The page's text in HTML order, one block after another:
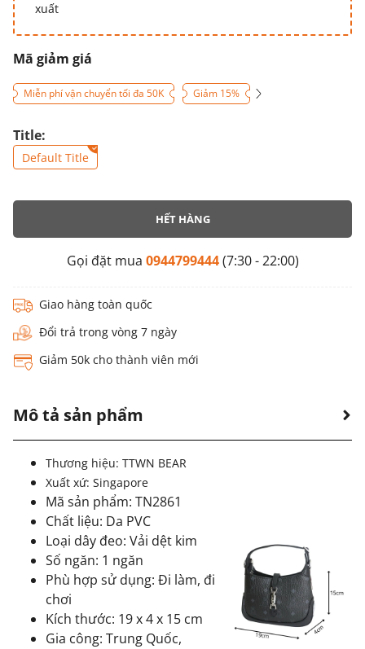
xuất
Mã giảm giá
Miễn phí vận chuyển tối đa 50K Giảm 15%
Title:
Default Title
HẾT HÀNG
Gọi đặt mua 0944799444(7:30 - 22:00)
Giao hàng toàn quốc
Đổi trả trong vòng 7 ngày
Giảm 50k cho thành viên mới
Mô tả sản phẩm
Thương hiệu: TTWN BEAR
Xuất xứ: Singapore
Mã sản phẩm: TN2861
Chất liệu: Da PVC
Loại dây đeo: Vải dệt kim
Số ngăn: 1 ngăn
Phù hợp sử dụng: Đi làm, đi
chơi
Kích thước: 19 x 4 x 15 cm
Gia công: Trung Quốc,